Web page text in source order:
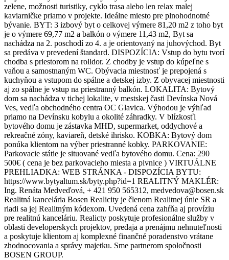
zelene, možnosti turistiky, cyklo trasa alebo len relax malej
kaviarničke priamo v projekte. Ideálne miesto pre plnohodnotné
bývanie. BYT: 3 izbový byt o celkovej výmere 81,20 m2 z toho byt
je o výmere 69,77 m2 a balkón o výmere 11,43 m2, Byt sa
nachádza na 2. poschodí zo 4. a je orientovaný na juhovýchod. Byt
sa predáva v prevedení štandard. DISPOZÍCIA: Vstup do bytu tvorí
chodba s priestorom na rolldor. Z chodby je vstup do kúpeľne s
vaňou a samostnaným WC. Obývacia miestnosť je prepojená s
kuchyňou a vstupom do spálne a detskej izby. Z obyvacej miestnosti
aj zo spálne je vstup na priestranný balkón. LOKALITA: Bytový
dom sa nachádza v tichej lokalite, v mestskej časti Devínska Nová
Ves, vedľa obchodného centra OC Glavica. Výhodou je výhľad
priamo na Devínsku kobylu a okolité záhradky. V blízkosťi
bytového domu je zástavka MHD, supermarket, oddychové a
rekreačné zóny, kaviareň, detské ihrisko. KOBKA: Bytový dom
ponúka klientom na výber priestranné kobky. PARKOVANIE:
Parkovacie státie je situované vedľa bytového domu. Cena: 290
500€ ( cena je bez parkovacieho miesta a pivnice ) VIRTUÁLNE
PREHLIADKA: WEB STRÁNKA - DISPOZÍCIA BYTU:
https://www.bytyaltum.sk/byty.php?id=1 REALITNÝ MAKLÉR:
Ing. Renáta Medveďová, + 421 950 565312, medvedova@bosen.sk
Realitná kancelária Bosen Realicity je členom Realitnej únie SR a
riadi sa jej Realitným kódexom. Uvedená cena zahŕňa aj províziu
pre realitnú kanceláriu. Realicty poskytuje profesionálne služby v
oblasti developerskych projektov, predaja a prenájmu nehnuteľnosti
a poskytuje klientom aj komplexné finančné poradenstvo vrátane
zhodnocovania a správy majetku. Sme partnerom spoločnosti
BOSEN GROUP.